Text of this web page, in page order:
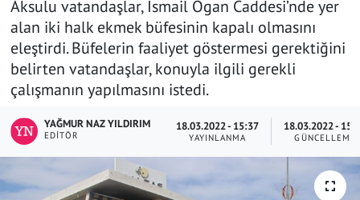
Aksulu vatandaşlar, İsmail Ogan Caddesi’nde yer
alan iki halk ekmek büfesinin kapalı olmasını
eleştirdi. Büfelerin faaliyet göstermesi gerektiğini
belirten vatandaşlar, konuyla ilgili gerekli
çalışmanın yapılmasını istedi.
YAĞMUR NAZ YILDIRIM
EDITÖR
18.03.2022 - 15:37
YAYINLANMA
18.03.2022 -
GÜNCELLEME
TARIM
YEREL YÖNETİMLER
EKONOMİ
ASAYİŞ
Süper Lig Puan Durumu ve Fikstür
Tüm Manşetler
Son Dakika Haberleri
Haber Arşivi